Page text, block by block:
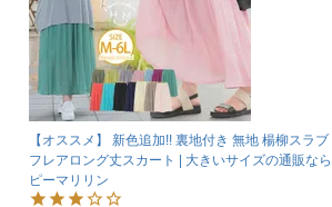
【オススメ】 新色追加!! 裏地付き 無地 楊柳スラブ
フレアロング丈スカート | 大きいサイズの通販な
ピーマリリン